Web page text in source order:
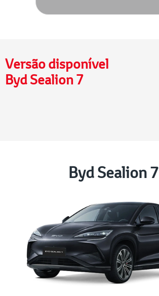
Versão disponível
Byd Sealion 7
Byd Sealion 7